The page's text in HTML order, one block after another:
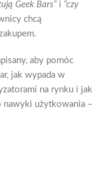
Geek Bars” i “czy
chcą
aby pomóc
jak wypada w
na rynku i jak
nawyki użytkowania –